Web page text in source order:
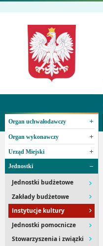
Organ uchwałodawczy
Organ wykonawczy
Urząd Miejski
Jednostki
Jednostki budżetowe
Zakłady budżetowe
Instytucje kultury
Jednostki pomocnicze
Stowarzyszenia i związki